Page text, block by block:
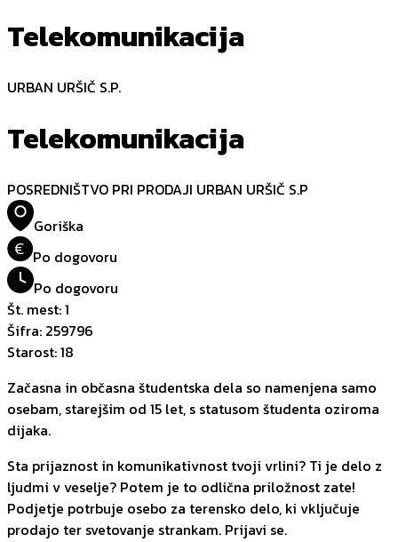
Telekomunikacija
URBAN URŠIČ S.P.
Telekomunikacija
POSREDNIŠTVO PRI PRODAJI URBAN URŠIČ S.P
Goriška
€ Po dogovoru
Po dogovoru
Št. mest:1
Šifra: 259796
Starost:18
Začasna in občasna študentska dela so namenjena samo
osebam, starejšim od 15 let, s statusom študenta oziroma
dijaka.
Sta prijaznost in komunikativnost tvoji vrlini? Ti je delo z
ljudmi v veselje? Potem je to odlična priložnost zate!
Podjetje potrbuje osebo za terensko delo, ki vključuje
prodajo ter svetovanje strankam. Prijavi se.